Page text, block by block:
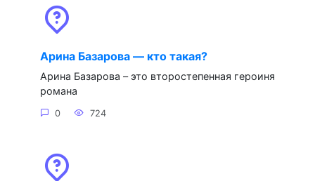
Арина Базарова — кто такая?
Арина Базарова – это второстепенная героиня
романа
0 724